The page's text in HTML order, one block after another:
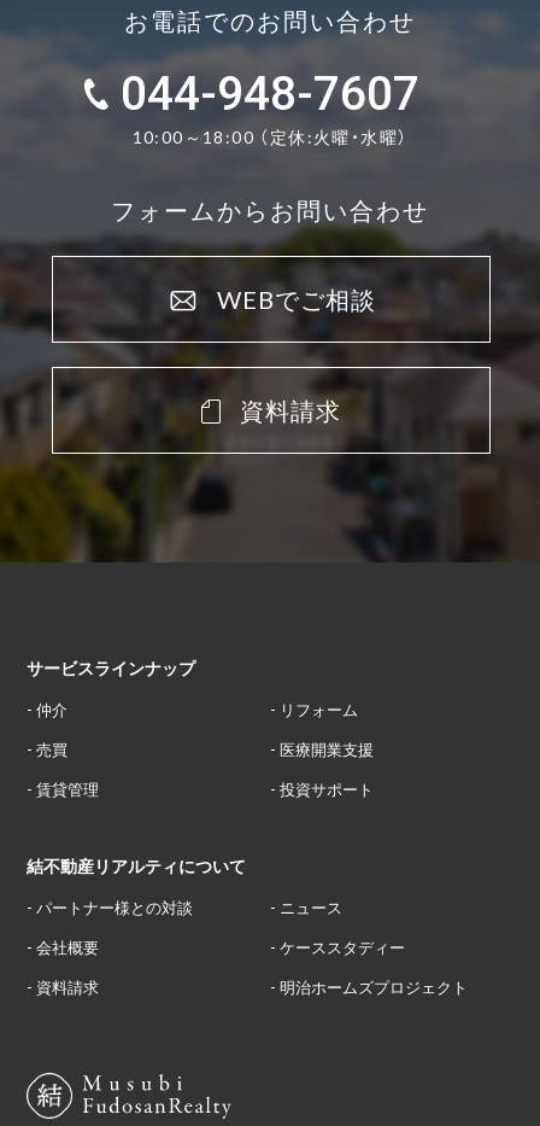
お電話でのお問い合わせ
044-948-7607
10:00～18:00 （定休:火曜・水曜）
フォームからお問い合わせ
WEBでご相談
資料請求
サービスラインナップ
-仲介
-売買
-賃貸管理
- リフォーム
- 医療開業支援
- 投資サポート
結不動産リアルティについて
-パートナー様との対談
-会社概要
- 資料請求
- ニュース
- ケーススタディー
- 明治ホームズプロジェクト